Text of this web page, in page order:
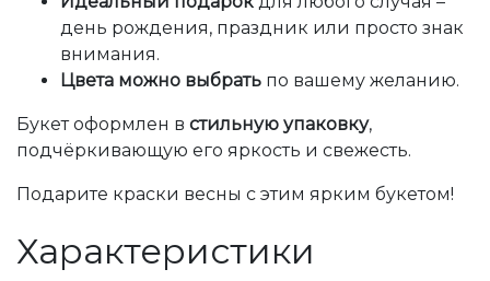
день рождения, праздник или просто знак
внимания.
Цвета можно выбрать по вашему желанию.
Букет оформлен в стильную упаковку,
подчёркивающую его яркость и свежесть.
Подарите краски весны с этим ярким букетом!
Характеристики